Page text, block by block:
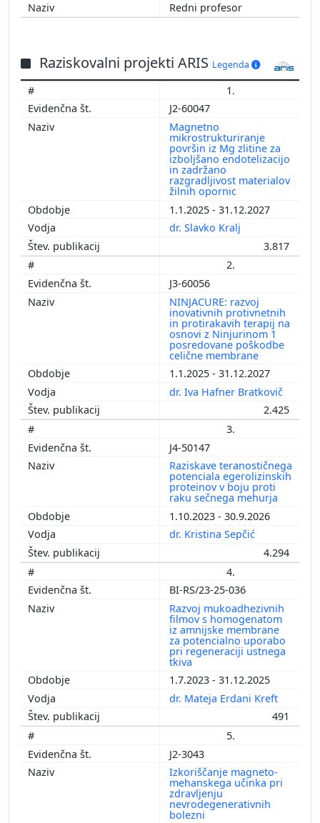
Redni profesor
Raziskovalni projekti ARIS Legenda
1.
J2-60047
Magnetno
mikrostrukturiranje
površin iz Mg zlitine za
izboljšano endotelizacijo
in zadržano
razgradljivost materialov
žilnih opornic
1.1.2025 - 31.12.2027
dr. Slavko Kralj
3.817
2.
J3-60056
NINJACURE: razvoj
inovativnih protivnetnih
in protirakavih terapij na
osnovi z Ninjurinom 1
posredovane poškodbe
celične membrane
1.1.2025 - 31.12.2027
dr. Iva Hafner Bratkovič
2.425
3.
J4-50147
Raziskave teranostičnega
potenciala egerolizinskih
proteinov v boju proti
raku sečnega mehurja
1.10.2023 - 30.9.2026
dr. Kristina Sepčić
4.294
4.
BI-RS/23-25-036
Razvoj mukoadhezivnih
filmov s homogenatom
iz amnijske membrane
za potencialno uporabo
pri regeneraciji ustnega
tkiva
1.7.2023 - 31.12.2025
dr. Mateja Erdani Kreft
491
5.
J2-3043
Izkoriščanje magneto-
mehanskega učinka pri
zdravljenju
nevrodegenerativnih
bolezni